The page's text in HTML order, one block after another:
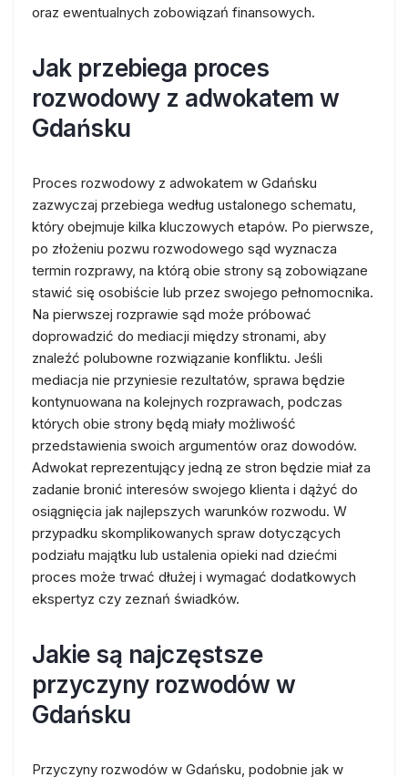
oraz ewentualnych zobowiązań finansowych.
Jak przebiega proces
rozwodowy z adwokatem w
Gdańsku
Proces rozwodowy z adwokatem w Gdańsku
zazwyczaj przebiega według ustalonego schematu,
który obejmuje kilka kluczowych etapów. Po pierwsze,
po złożeniu pozwu rozwodowego sąd wyznacza
termin rozprawy, na którą obie strony są zobowiązane
stawić się osobiście lub przez swojego pełnomocnika.
Na pierwszej rozprawie sąd może próbować
doprowadzić do mediacji między stronami, aby
znaleźć polubowne rozwiązanie konfliktu. Jeśli
mediacja nie przyniesie rezultatów, sprawa będzie
kontynuowana na kolejnych rozprawach, podczas
których obie strony będą miały możliwość
przedstawienia swoich argumentów oraz dowodów.
Adwokat reprezentujący jedną ze stron będzie miał za
zadanie bronić interesów swojego klienta i dążyć do
osiągnięcia jak najlepszych warunków rozwodu. W
przypadku skomplikowanych spraw dotyczących
podziału majątku lub ustalenia opieki nad dziećmi
proces może trwać dłużej i wymagać dodatkowych
ekspertyz czy zeznań świadków.
Jakie są najczęstsze
przyczyny rozwodów w
Gdańsku
Przyczyny rozwodów w Gdańsku, podobnie jak w